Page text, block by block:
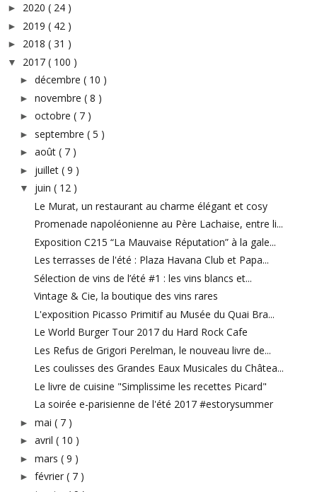
► 2020 ( 24 )
► 2019 ( 42 )
► 2018 ( 31 )
▼ 2017 ( 100 )
► décembre ( 10 )
► novembre ( 8 )
► octobre ( 7 )
► septembre ( 5 )
► août ( 7 )
► juillet ( 9 )
▼ juin ( 12 )
Le Murat, un restaurant au charme élégant et cosy
Promenade napoléonienne au Père Lachaise, entre li...
Exposition C215 “La Mauvaise Réputation” à la gale...
Les terrasses de l'été : Plaza Havana Club et Papa...
Sélection de vins de l’été #1 : les vins blancs et...
Vintage & Cie, la boutique des vins rares
L'exposition Picasso Primitif au Musée du Quai Bra...
Le World Burger Tour 2017 du Hard Rock Cafe
Les Refus de Grigori Perelman, le nouveau livre de...
Les coulisses des Grandes Eaux Musicales du Châtea...
Le livre de cuisine "Simplissime les recettes Picard"
La soirée e-parisienne de l'été 2017 #estorysummer
► mai ( 7 )
► avril ( 10 )
► mars ( 9 )
► février ( 7 )